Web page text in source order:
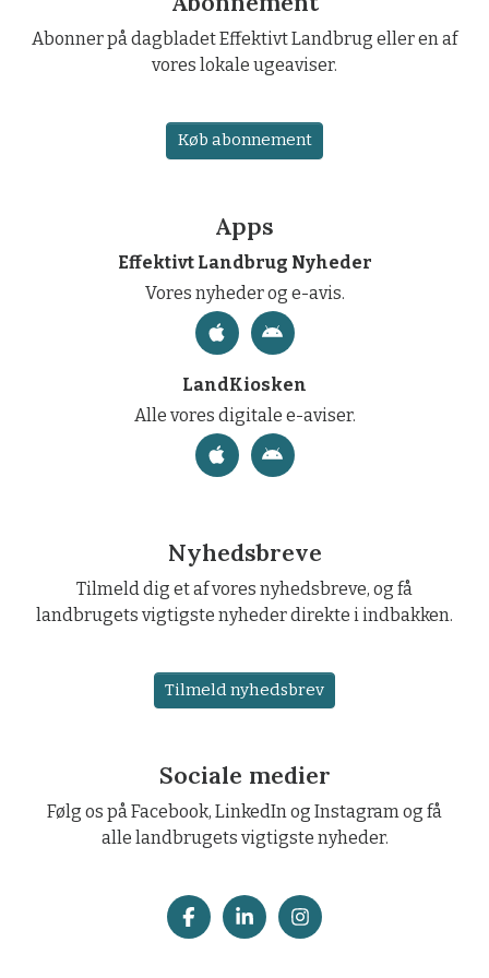
Abonner på dagbladet Effektivt Landbrug eller en af
vores lokale ugeaviser.
Køb abonnement
Apps
Effektivt Landbrug Nyheder
Vores nyheder og e-avis.
LandKiosken
Alle vores digitale e-aviser.
Nyhedsbreve
Tilmeld dig et af vores nyhedsbreve, og få
landbrugets vigtigste nyheder direkte i indbakken.
Tilmeld nyhedsbrev
Sociale medier
Følg os på Facebook, LinkedIn og Instagram og få
alle landbrugets vigtigste nyheder.